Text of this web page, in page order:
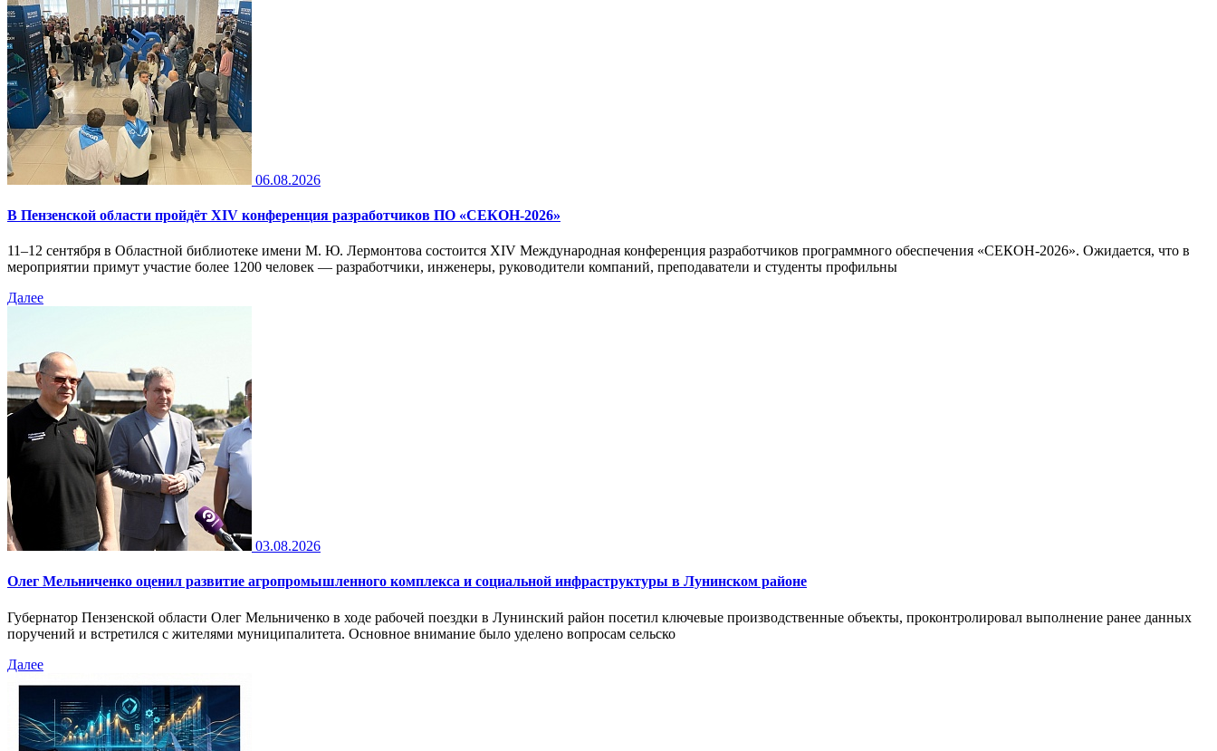
06.08.2026
В Пензенской области пройдёт XIV конференция разработчиков ПО «СЕКОН-2026»
11–12 сентября в Областной библиотеке имени М. Ю. Лермонтова состоится XIV Международная конференция разработчиков программного обеспечения «СЕКОН-2026». Ожидается, что в
мероприятии примут участие более 1200 человек — разработчики, инженеры, руководители компаний, преподаватели и студенты профильны
Далее
03.08.2026
Олег Мельниченко оценил развитие агропромышленного комплекса и социальной инфраструктуры в Лунинском районе
Губернатор Пензенской области Олег Мельниченко в ходе рабочей поездки в Лунинский район посетил ключевые производственные объекты, проконтролировал выполнение ранее данных
поручений и встретился с жителями муниципалитета. Основное внимание было уделено вопросам сельско
Далее